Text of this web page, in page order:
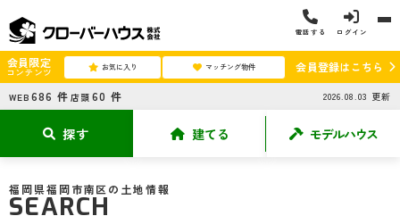
電話する ログイン
会員限定
コンテンツ お気に入り マッチング物件 会員登録はこちら
WEB 686 件 店頭 60 件 2026.08.03 更新
探す 建てる モデルハウス
福岡県福岡市南区の土地情報
SEARCH